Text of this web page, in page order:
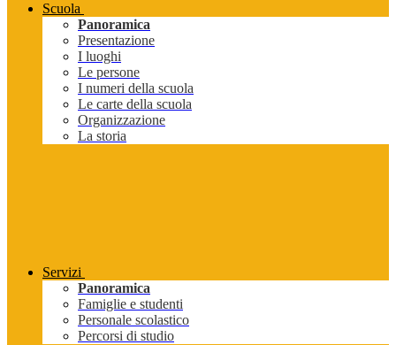
Scuola
Panoramica
Presentazione
I luoghi
Le persone
I numeri della scuola
Le carte della scuola
Organizzazione
La storia
Servizi
Panoramica
Famiglie e studenti
Personale scolastico
Percorsi di studio